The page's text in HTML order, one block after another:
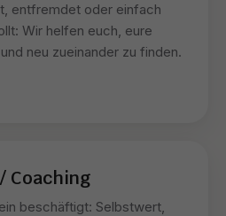
entfremdet oder einfach
Wir helfen euch, eure
neu zueinander zu finden.
Coaching
beschäftigt: Selbstwert,